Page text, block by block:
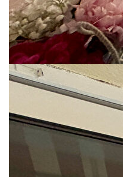
Vous apprécierez
réversible dans le séjour,
ainsi que le calme de la
Parking collectif dans la
Un bien rare sur le
pied-à-terre ou
À visiter sans tarder !
DPE C